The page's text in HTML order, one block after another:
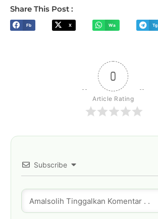
Share This Post :
Fb X Wa Tg
0
Article Rating
Subscribe